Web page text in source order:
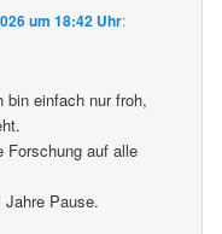
um 18:42 Uhr:
einfach nur froh,
Forschung auf alle
Pause.